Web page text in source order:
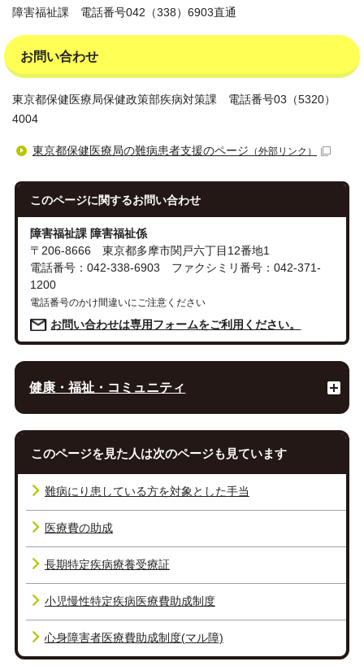
障害福祉課 電話番号042（338）6903直通
お問い合わせ
東京都保健医療局保健政策部疾病対策課 電話番号03（5320）
4004
東京都保健医療局の難病患者支援のページ （外部リンク）
このページに関するお問い合わせ
障害福祉課 障害福祉係
〒206-8666 東京都多摩市関戸六丁目12番地1
電話番号：042-338-6903 ファクシミリ番号：042-371-
1200
電話番号のかけ間違いにご注意ください
お問い合わせは専用フォームをご利用ください。
健康・福祉・コミュニティ
このページを見た人は次のページも見ています
難病にり患している方を対象とした手当
医療費の助成
長期特定疾病療養受療証
小児慢性特定疾病医療費助成制度
心身障害者医療費助成制度(マル障)